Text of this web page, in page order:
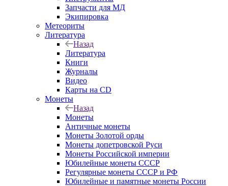
Запчасти для МД
Экипировка
Метеориты
Литература
Назад
Литература
Книги
Журналы
Видео
Карты на CD
Монеты
Назад
Монеты
Античные монеты
Монеты Золотой орды
Монеты допетровской Руси
Монеты Российской империи
Юбилейные монеты СССР
Регулярные монеты СССР и РФ
Юбилейные и памятные монеты России